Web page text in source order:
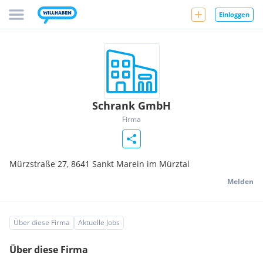
Einloggen
Schrank GmbH
Firma
Mürzstraße 27, 8641 Sankt Marein im Mürztal
Melden
Über diese Firma Aktuelle Jobs
Über diese Firma